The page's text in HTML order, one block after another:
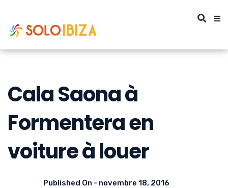
Cala Saona à
Formentera en
voiture à louer
Published On - novembre 18, 2016